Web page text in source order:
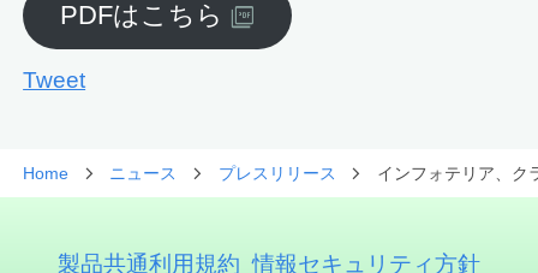
PDFはこちら
Tweet
Home ニュース プレスリリース インフォテリア、ク
製品共通利用規約 情報セキュリティ方針